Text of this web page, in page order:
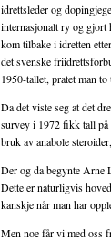
idrettsleder og
internasjonalt ry og gjort
kom tilbake i idretten
det svenske
1950-tallet, pratet man
Da det viste seg at det
survey i 1972 fikk tall på
bruk av anabole
Der og da begynte
Dette er naturligvis
kanskje når man har
Men noe får vi med oss